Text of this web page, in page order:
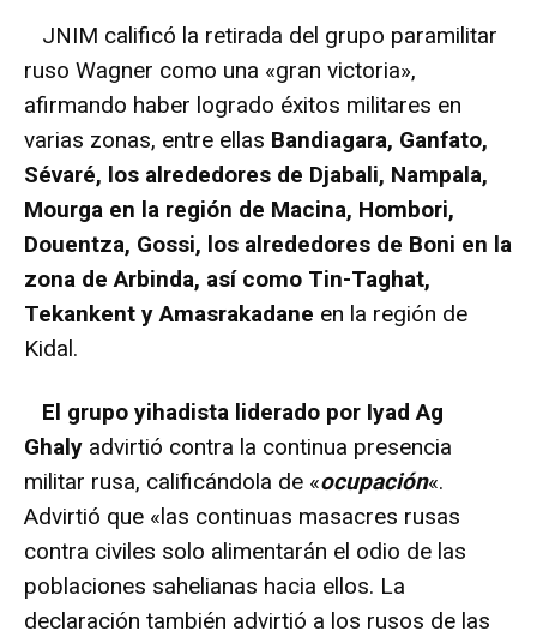
JNIM calificó la retirada del grupo paramilitar
ruso Wagner como una «gran victoria»,
afirmando haber logrado éxitos militares en
varias zonas, entre ellas Bandiagara, Ganfato,
Sévaré, los alrededores de Djabali, Nampala,
Mourga en la región de Macina, Hombori,
Douentza, Gossi, los alrededores de Boni en la
zona de Arbinda, así como Tin-Taghat,
Tekankent y Amasrakadane en la región de
Kidal.
El grupo yihadista liderado por Iyad Ag
Ghaly advirtió contra la continua presencia
militar rusa, calificándola de «ocupación«.
Advirtió que «las continuas masacres rusas
contra civiles solo alimentarán el odio de las
poblaciones sahelianas hacia ellos. La
declaración también advirtió a los rusos de las